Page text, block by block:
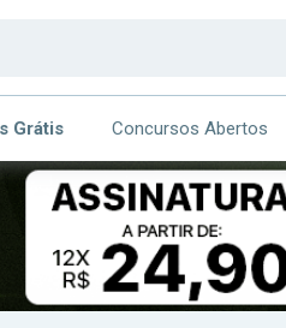
Grátis Concursos Abertos